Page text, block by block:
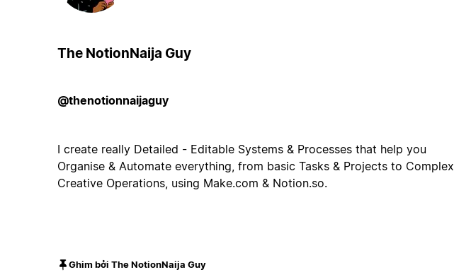
The NotionNaija Guy
@thenotionnaijaguy
I create really Detailed - Editable Systems & Processes that help you
Organise & Automate everything, from basic Tasks & Projects to Complex
Creative Operations, using Make.com & Notion.so.
Ghim bởi The NotionNaija Guy